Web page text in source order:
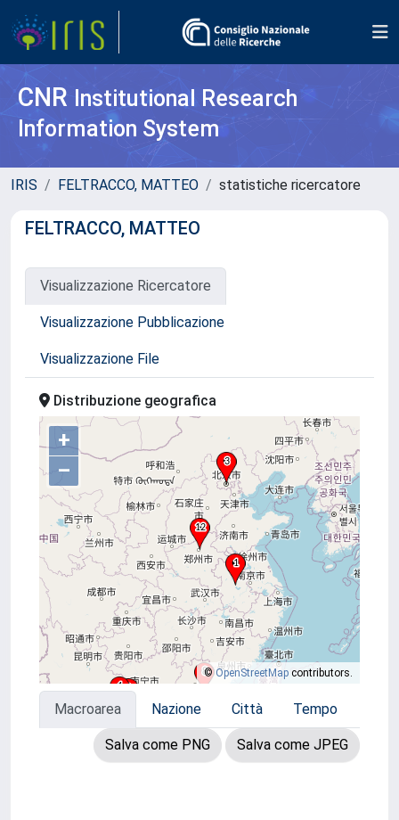
CNR Institutional Research
Information System
IRIS FELTRACCO, MATTEO statistiche ricercatore
FELTRACCO, MATTEO
Visualizzazione Ricercatore
Visualizzazione Pubblicazione
Visualizzazione File
Distribuzione geografica
+
–
©OpenStreetMap contributors.
Macroarea Nazione Città Tempo
Salva come PNG Salva come JPEG